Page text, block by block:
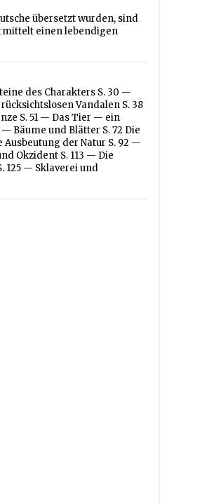
übersetzt wurden, sind
einen lebendigen
des Charakters S. 30 —
Vandalen S. 38
S. 51 — Das Tier — ein
Bäume und Blätter S. 72 Die
der Natur S. 92 —
Okzident S. 113 — Die
125 — Sklaverei und